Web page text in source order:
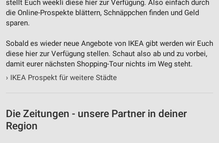
stellt Euch weekli diese hier zur Verfügung. Also einfach durch
die Online-Prospekte blättern, Schnäppchen finden und Geld
sparen.
Sobald es wieder neue Angebote von IKEA gibt werden wir Euch
diese hier zur Verfügung stellen. Schaut also ab und zu vorbei,
damit eurer nächsten Shopping-Tour nichts im Weg steht.
› IKEA Prospekt für weitere Städte
Die Zeitungen - unsere Partner in deiner
Region